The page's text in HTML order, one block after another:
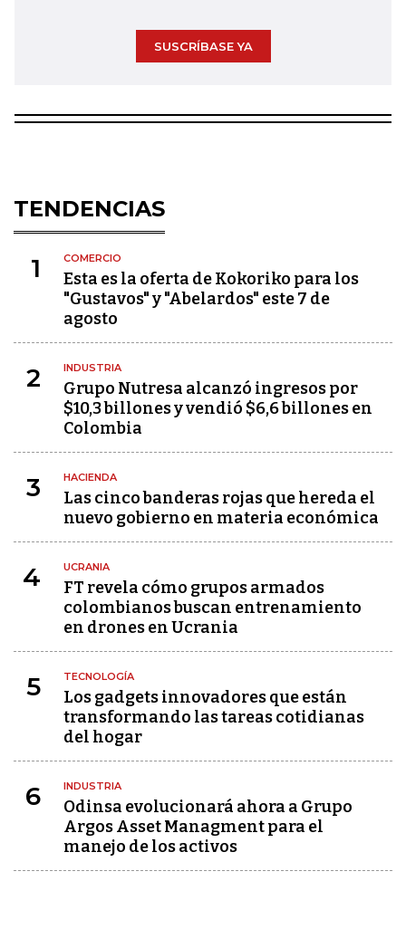
SUSCRÍBASE YA
TENDENCIAS
1 COMERCIO
Esta es la oferta de Kokoriko para los
"Gustavos" y "Abelardos" este 7 de
agosto
2 INDUSTRIA
Grupo Nutresa alcanzó ingresos por
$10,3 billones y vendió $6,6 billones en
Colombia
3 HACIENDA
Las cinco banderas rojas que hereda el
nuevo gobierno en materia económica
4 UCRANIA
FT revela cómo grupos armados
colombianos buscan entrenamiento
en drones en Ucrania
5 TECNOLOGÍA
Los gadgets innovadores que están
transformando las tareas cotidianas
del hogar
6 INDUSTRIA
Odinsa evolucionará ahora a Grupo
Argos Asset Managment para el
manejo de los activos